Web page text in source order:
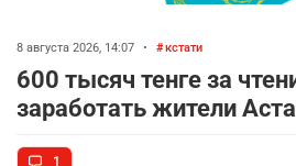
8 августа 2026, 14:07 • кстати
600 тысяч тенге за
заработать жители
1